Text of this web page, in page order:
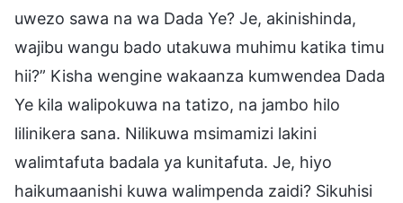
uwezo sawa na wa Dada Ye? Je, akinishinda,
wajibu wangu bado utakuwa muhimu katika timu
hii?” Kisha wengine wakaanza kumwendea Dada
Ye kila walipokuwa na tatizo, na jambo hilo
lilinikera sana. Nilikuwa msimamizi lakini
walimtafuta badala ya kunitafuta. Je, hiyo
haikumaanishi kuwa walimpenda zaidi? Sikuhisi